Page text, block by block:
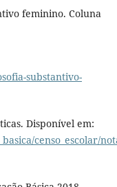
feminino. Coluna
substantivo-
Disponível em:
censo_escolar/